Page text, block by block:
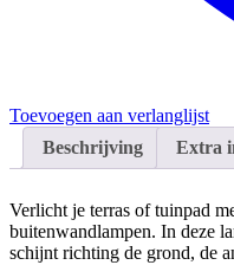
Toevoegen aan verlanglijst
Beschrijving
Extra
Verlicht je terras of tuinpad
buitenwandlampen. In deze
schijnt richting de grond, de